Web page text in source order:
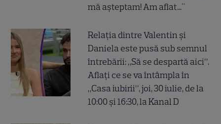
mă așteptam! Am aflat..."
Relația dintre Valentin și
Daniela este pusă sub semnul
întrebării: „Să se despartă aici”.
Aflați ce se va întâmpla în
„Casa iubirii”, joi, 30 iulie, de la
10:00 și 16:30, la Kanal D